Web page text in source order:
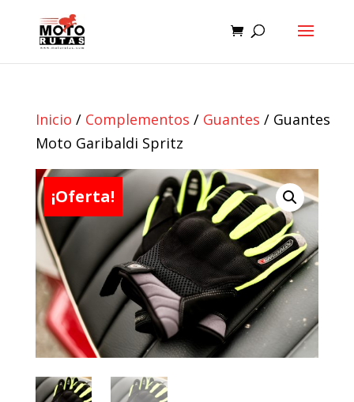
Inicio / Complementos / Guantes / Guantes
Moto Garibaldi Spritz
¡Oferta!